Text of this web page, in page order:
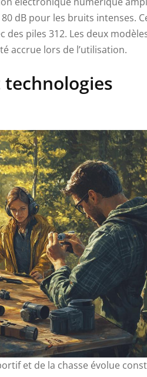
dB pour les bruits intenses.
piles 312. Les deux
accrue lors de l’utilisation.
et de la chasse évolue